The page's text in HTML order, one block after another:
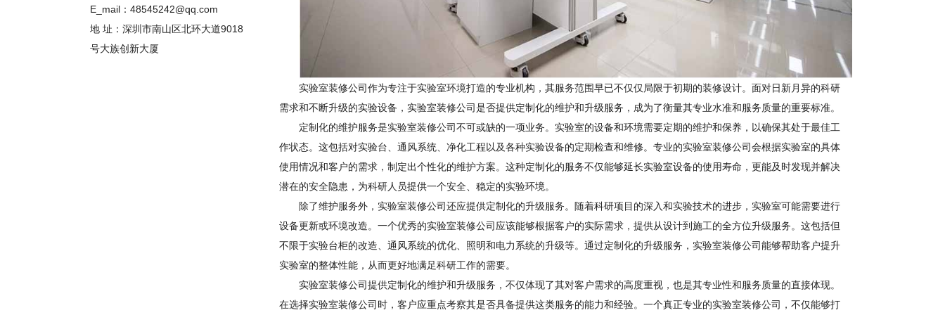
E_mail：48545242@qq.com
地 址：深圳市南山区北环大道9018
号大族创新大厦
实验室装修公司作为专注于实验室环境打造的专业机构，其服务范围早已不仅仅局限于初期的装修设计。面对日新月异的科研
需求和不断升级的实验设备，实验室装修公司是否提供定制化的维护和升级服务，成为了衡量其专业水准和服务质量的重要标准。
定制化的维护服务是实验室装修公司不可或缺的一项业务。实验室的设备和环境需要定期的维护和保养，以确保其处于最佳工
作状态。这包括对实验台、通风系统、净化工程以及各种实验设备的定期检查和维修。专业的实验室装修公司会根据实验室的具体
使用情况和客户的需求，制定出个性化的维护方案。这种定制化的服务不仅能够延长实验室设备的使用寿命，更能及时发现并解决
潜在的安全隐患，为科研人员提供一个安全、稳定的实验环境。
除了维护服务外，实验室装修公司还应提供定制化的升级服务。随着科研项目的深入和实验技术的进步，实验室可能需要进行
设备更新或环境改造。一个优秀的实验室装修公司应该能够根据客户的实际需求，提供从设计到施工的全方位升级服务。这包括但
不限于实验台柜的改造、通风系统的优化、照明和电力系统的升级等。通过定制化的升级服务，实验室装修公司能够帮助客户提升
实验室的整体性能，从而更好地满足科研工作的需要。
实验室装修公司提供定制化的维护和升级服务，不仅体现了其对客户需求的高度重视，也是其专业性和服务质量的直接体现。
在选择实验室装修公司时，客户应重点考察其是否具备提供这类服务的能力和经验。一个真正专业的实验室装修公司，不仅能够打